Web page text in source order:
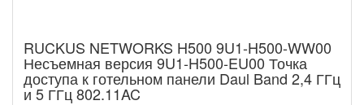
RUCKUS NETWORKS H500 9U1-H500-WW00
Несъемная версия 9U1-H500-EU00 Точка
доступа к готельном панели Daul Band 2,4 ГГц
и 5 ГГц 802.11AC